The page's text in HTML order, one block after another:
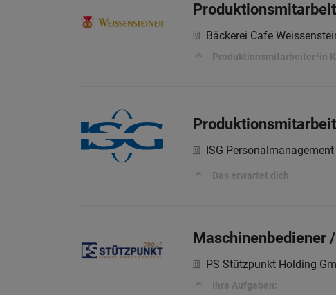
Bäckerei Cafe
Produktionsmitarbeiter*in
ISG Personalmanagement
Das erwartet dich
Maschinenbediener
PS Stützpunkt Holding
Ihre Aufgaben: